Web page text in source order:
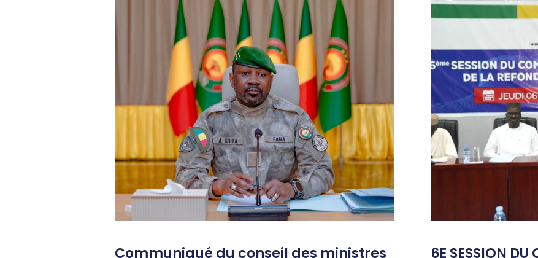
Communiqué du conseil des ministres 6E SESSION DU